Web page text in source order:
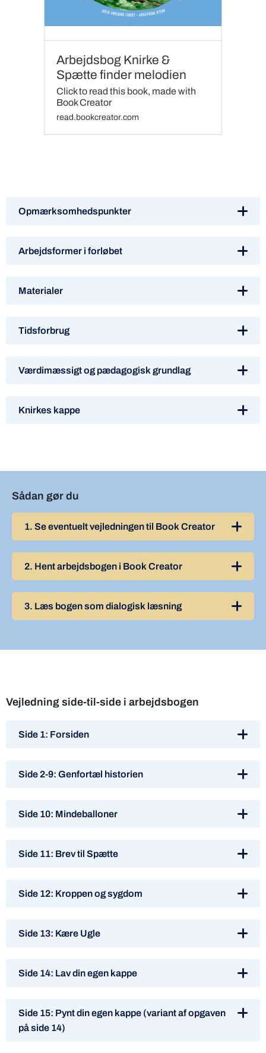
Arbejdsbog Knirke &
Spætte finder melodien
Click to read this book, made with
Book Creator
read.bookcreator.com
Opmærksomhedspunkter
Arbejdsformer i forløbet
Materialer
Tidsforbrug
Værdimæssigt og pædagogisk grundlag
Knirkes kappe
Sådan gør du
1. Se eventuelt vejledningen til Book Creator
2. Hent arbejdsbogen i Book Creator
3. Læs bogen som dialogisk læsning
Vejledning side-til-side i arbejdsbogen
Side 1: Forsiden
Side 2-9: Genfortæl historien
Side 10: Mindeballoner
Side 11: Brev til Spætte
Side 12: Kroppen og sygdom
Side 13: Kære Ugle
Side 14: Lav din egen kappe
Side 15: Pynt din egen kappe (variant af opgaven
på side 14)